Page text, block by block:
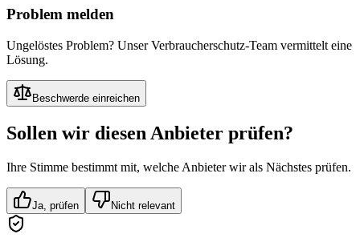
Problem melden
Ungelöstes Problem? Unser Verbraucherschutz-Team vermittelt eine
Lösung.
Beschwerde einreichen
Sollen wir diesen Anbieter prüfen?
Ihre Stimme bestimmt mit, welche Anbieter wir als Nächstes prüfen.
Ja, prüfen Nicht relevant